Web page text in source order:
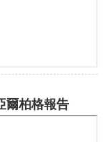
爾柏格報告